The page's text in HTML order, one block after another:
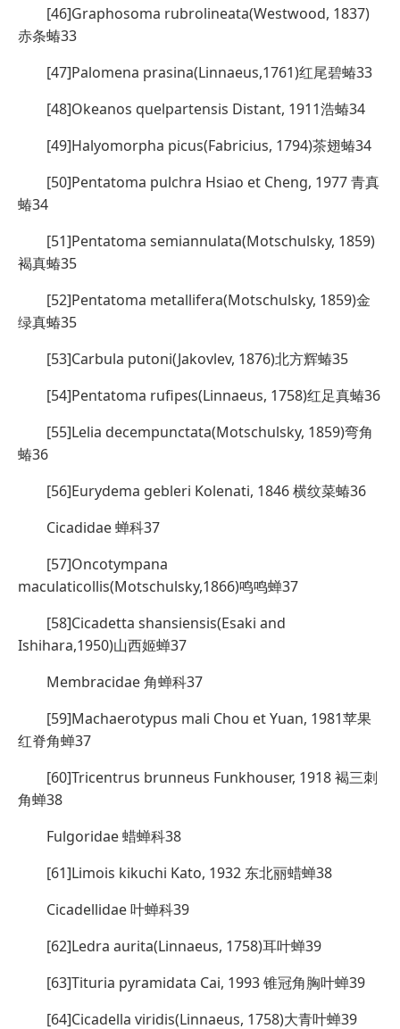
[46]Graphosoma rubrolineata(Westwood, 1837)
赤条蝽33
[47]Palomena prasina(Linnaeus,1761)红尾碧蝽33
[48]Okeanos quelpartensis Distant, 1911浩蝽34
[49]Halyomorpha picus(Fabricius, 1794)茶翅蝽34
[50]Pentatoma pulchra Hsiao et Cheng, 1977 青真
蝽34
[51]Pentatoma semiannulata(Motschulsky, 1859)
褐真蝽35
[52]Pentatoma metallifera(Motschulsky, 1859)金
绿真蝽35
[53]Carbula putoni(Jakovlev, 1876)北方辉蝽35
[54]Pentatoma rufipes(Linnaeus, 1758)红足真蝽36
[55]Lelia decempunctata(Motschulsky, 1859)弯角
蝽36
[56]Eurydema gebleri Kolenati, 1846 横纹菜蝽36
Cicadidae 蝉科37
[57]Oncotympana
maculaticollis(Motschulsky,1866)鸣鸣蝉37
[58]Cicadetta shansiensis(Esaki and
Ishihara,1950)山西姬蝉37
Membracidae 角蝉科37
[59]Machaerotypus mali Chou et Yuan, 1981苹果
红脊角蝉37
[60]Tricentrus brunneus Funkhouser, 1918 褐三刺
角蝉38
Fulgoridae 蜡蝉科38
[61]Limois kikuchi Kato, 1932 东北丽蜡蝉38
Cicadellidae 叶蝉科39
[62]Ledra aurita(Linnaeus, 1758)耳叶蝉39
[63]Tituria pyramidata Cai, 1993 锥冠角胸叶蝉39
[64]Cicadella viridis(Linnaeus, 1758)大青叶蝉39